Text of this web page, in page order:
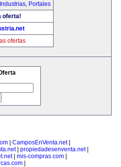
, Portales
oferta!
ofertas
CamposEnVenta.net
propiedadesenventa.net|
| mis-compras.com|